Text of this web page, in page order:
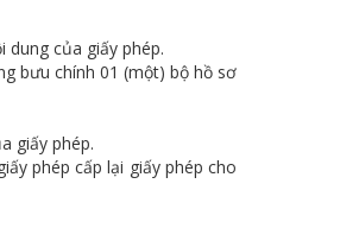
của giấy phép.
bưu chính 01 (một) bộ hồ sơ
giấy phép.
phép cấp lại giấy phép cho